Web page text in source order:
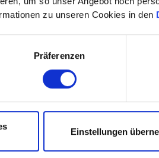
zu unseren Cookies in den
Präferenzen
Einstellungen